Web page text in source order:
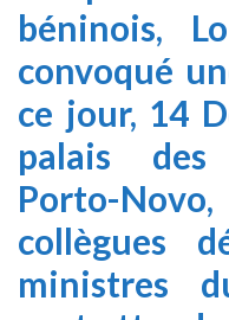
béninois,
convoqué
ce jour, 14
palais
Porto-
collègues
ministres